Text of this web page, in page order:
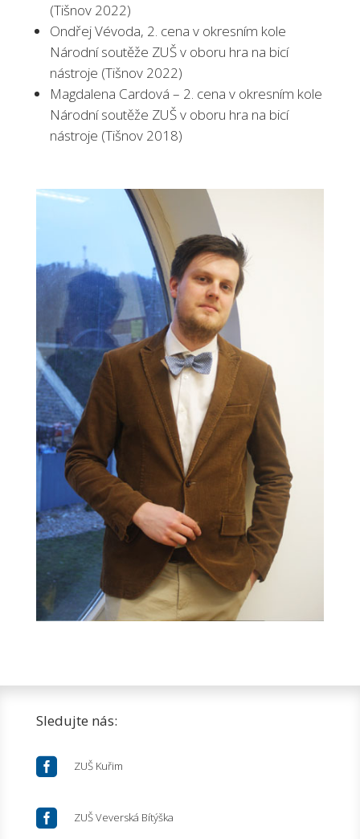
(Tišnov 2022)
Ondřej Vévoda, 2. cena v okresním kole
Národní soutěže ZUŠ v oboru hra na bicí
nástroje (Tišnov 2022)
Magdalena Cardová – 2. cena v okresním kole
Národní soutěže ZUŠ v oboru hra na bicí
nástroje (Tišnov 2018)
Sledujte nás:
 ZUŠ Kuřim
 ZUŠ Veverská Bítýška